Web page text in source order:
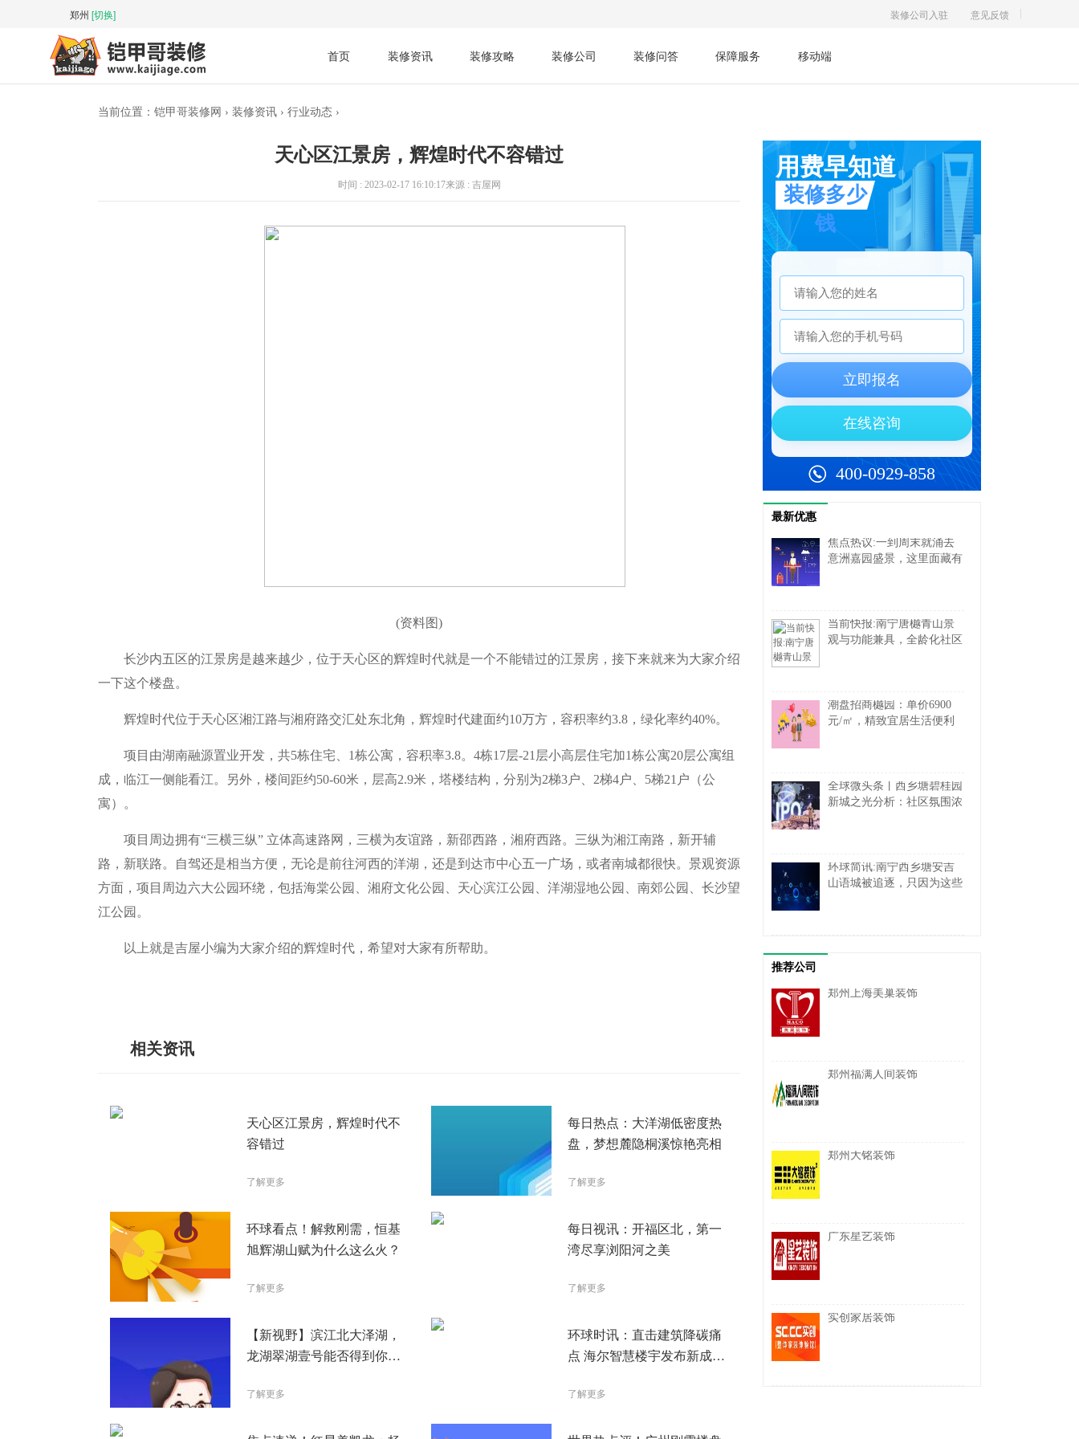
郑州 [切换] 意见反馈
装修公司入驻
首页 装修资讯 装修攻略 装修公司 装修问答 保障服务 移动端
当前位置： 铠甲哥装修网 › 装修资讯 › 行业动态 ›
天心区江景房，辉煌时代不容错过
时间 : 2023-02-17 16:10:17来源 : 吉屋网
(资料图)
长沙内五区的江景房是越来越少，位于天心区的辉煌时代就是一个不能错过的江景房，接下来就来为大家介绍
一下这个楼盘。
辉煌时代位于天心区湘江路与湘府路交汇处东北角，辉煌时代建面约10万方，容积率约3.8，绿化率约40%。
项目由湖南融源置业开发，共5栋住宅、1栋公寓，容积率3.8。4栋17层-21层小高层住宅加1栋公寓20层公寓组
成，临江一侧能看江。另外，楼间距约50-60米，层高2.9米，塔楼结构，分别为2梯3户、2梯4户、5梯21户（公
寓）。
项目周边拥有“三横三纵” 立体高速路网，三横为友谊路，新邵西路，湘府西路。三纵为湘江南路，新开辅
路，新联路。自驾还是相当方便，无论是前往河西的洋湖，还是到达市中心五一广场，或者南城都很快。景观资源
方面，项目周边六大公园环绕，包括海棠公园、湘府文化公园、天心滨江公园、洋湖湿地公园、南郊公园、长沙望
江公园。
以上就是吉屋小编为大家介绍的辉煌时代，希望对大家有所帮助。
相关资讯
天心区江景房，辉煌时代不
容错过
了解更多
每日热点：大洋湖低密度热
盘，梦想麓隐桐溪惊艳亮相
了解更多
环球看点！解救刚需，恒基
旭辉湖山赋为什么这么火？
了解更多
每日视讯：开福区北，第一
湾尽享浏阳河之美
了解更多
【新视野】滨江北大泽湖，
龙湖翠湖壹号能否得到你的
了解更多
环球时讯：直击建筑降碳痛
点 海尔智慧楼宇发布新成果
了解更多
最新优惠
焦点热议:一到周末就涌去
意洲嘉园盛景，这里面藏有
当前快报:南宁唐樾青山景
观与功能兼具，全龄化社区
潮盘招商樾园：单价6900
元/㎡，精致宜居生活便利
全球微头条丨西乡塘碧桂园
新城之光分析：社区氛围浓
环球简讯:南宁西乡塘安吉
山语城被追逐，只因为这些
推荐公司
郑州上海美巢装饰
郑州福满人间装饰
郑州大铭装饰
广东星艺装饰
实创家居装饰